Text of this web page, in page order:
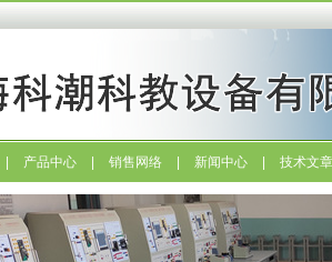
产品中心 销售网络 新闻中心 技术文章